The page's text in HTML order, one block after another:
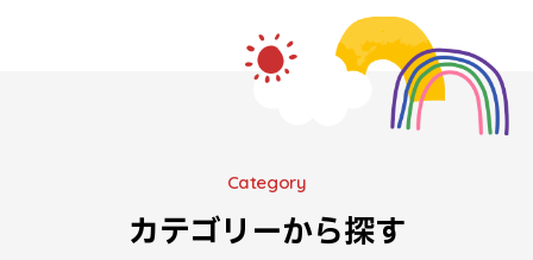
Category
カテゴリーから探す